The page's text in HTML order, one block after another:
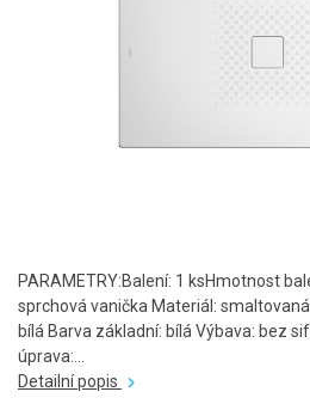
PARAMETRY:Balení: 1 ksHmotnost
sprchová vanička Materiál:
bílá Barva základní: bílá Výbava: bez
úprava:...
Detailní popis